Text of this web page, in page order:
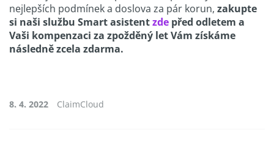
nejlepších podmínek a doslova za pár korun, zakupte
si naši službu Smart asistentzde před odletem a
Vaši kompenzaci za zpožděný let Vám získáme
následně zcela zdarma.
8. 4. 2022 ClaimCloud